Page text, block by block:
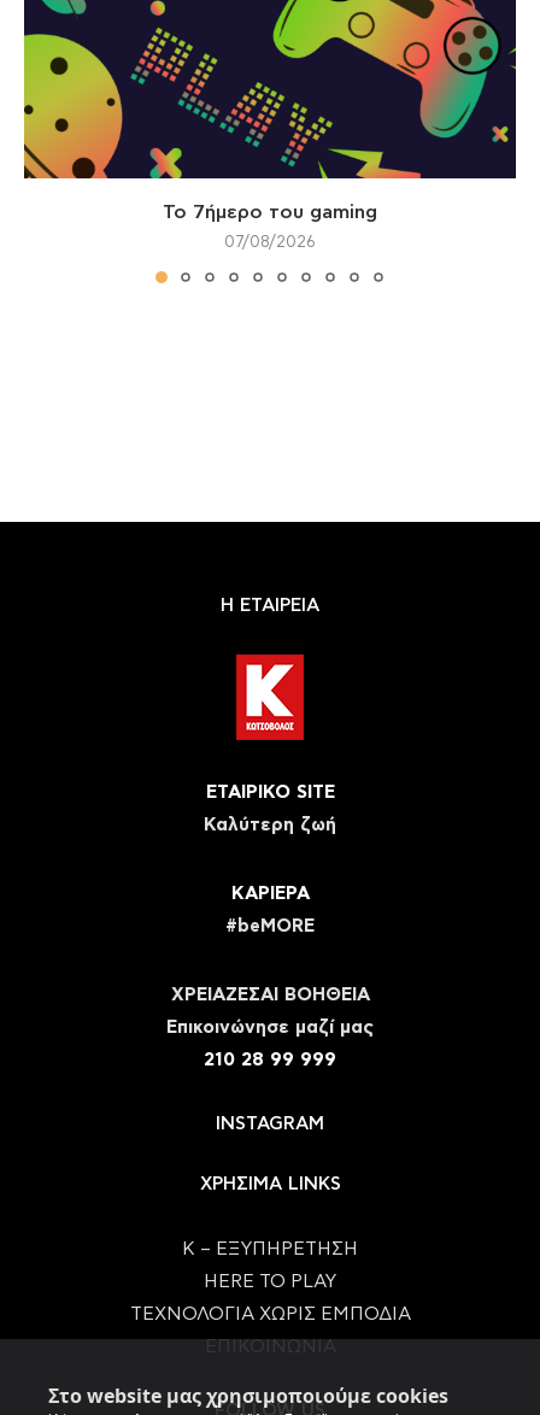
Στο website μας χρησιμοποιούμε cookies
Το 7ήμερο του gaming
07/08/2026
Η ΕΤΑΙΡΕΙΑ
ΕΤΑΙΡΙΚΟ SITE
Καλύτερη ζωή
ΚΑΡΙΕΡΑ
#beMORE
ΧΡΕΙΑΖΕΣΑΙ ΒΟΗΘΕΙΑ
Eπικοινώνησε μαζί μας
210 28 99 999
INSTAGRAM
ΧΡΗΣΙΜΑ LINKS
Κ – ΕΞΥΠΗΡΕΤΗΣΗ
HERE TO PLAY
ΤΕΧΝΟΛΟΓΙΑ ΧΩΡΙΣ ΕΜΠΟΔΙΑ
FOLLOW US